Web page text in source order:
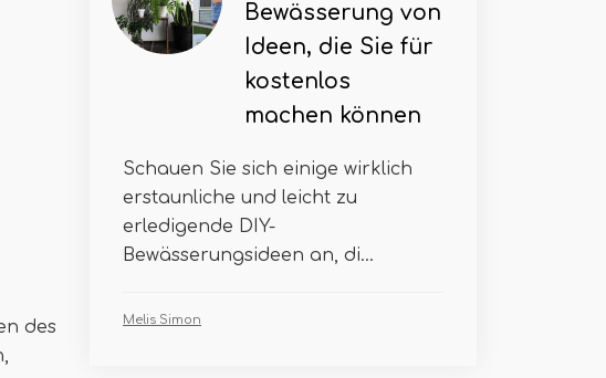
des
Bewässerung von
Ideen, die Sie für
kostenlos
machen können
Schauen Sie sich einige wirklich
erstaunliche und leicht zu
erledigende DIY-
Bewässerungsideen an, di...
Melis Simon